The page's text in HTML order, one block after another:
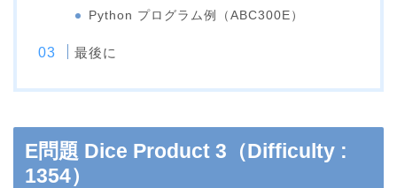
Python プログラム例（ABC300E）
最後に
E問題 Dice Product 3（Difficulty :
1354）